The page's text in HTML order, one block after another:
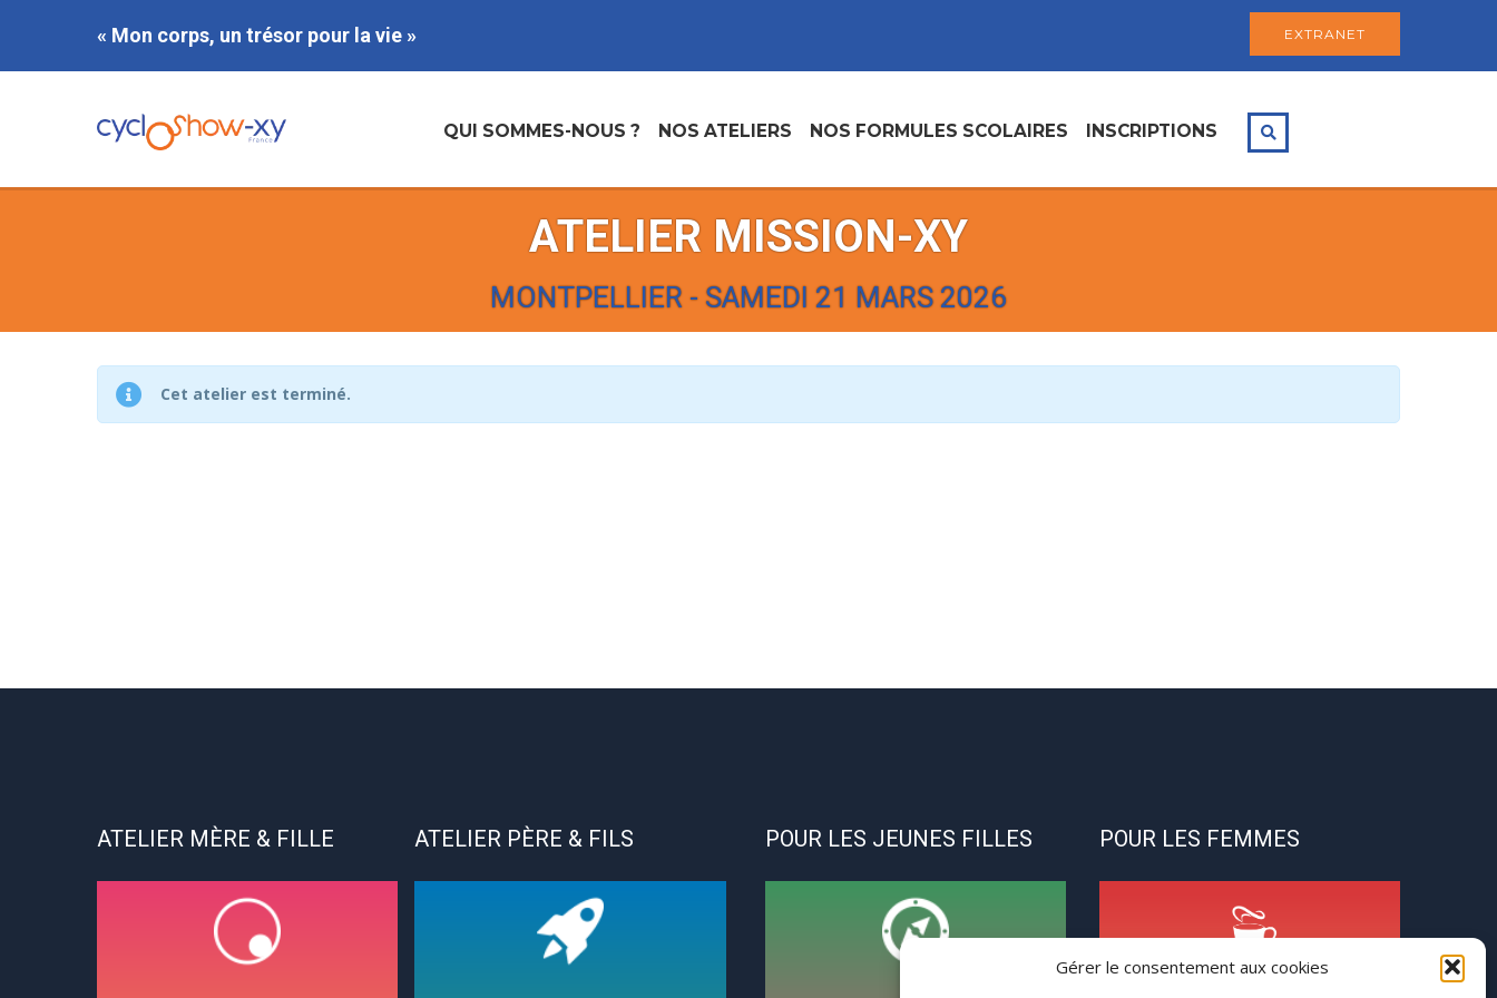
Gérer le consentement aux cookies
« Mon corps, un trésor pour la vie » EXTRANET
QUI SOMMES-NOUS ? NOS ATELIERS NOS FORMULES SCOLAIRES INSCRIPTIONS
ATELIER MISSION-XY
MONTPELLIER - SAMEDI 21 MARS 2026
Cet atelier est terminé.
ATELIER MÈRE & FILLE ATELIER PÈRE & FILS POUR LES JEUNES FILLES POUR LES FEMMES